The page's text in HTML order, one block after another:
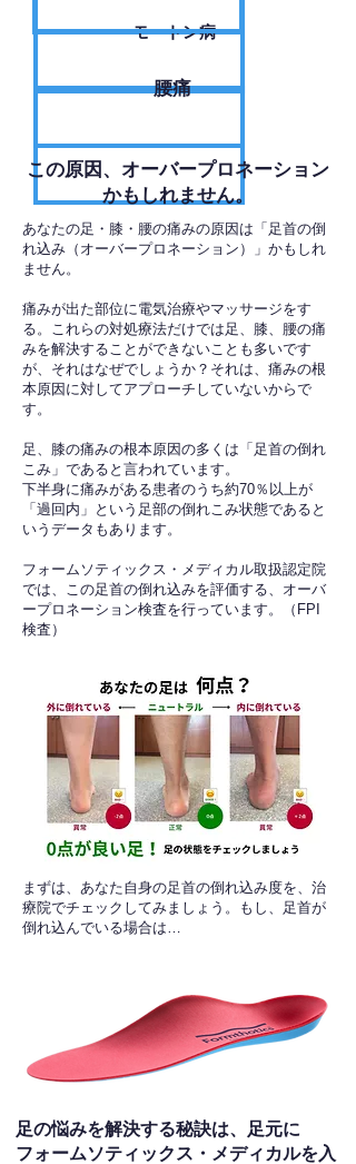
モートン病
腰痛
​この原因、オーバープロネーション
かもしれません。
あなたの足・膝・腰の痛みの原因は「足首の倒
れ込み（オーバープロネーション）」かもしれ
ません。
痛みが出た部位に電気治療やマッサージをす
る。これらの対処療法だけでは足、膝、腰の痛
みを解決することができないことも多いです
が、それはなぜでしょうか？それは、痛みの根
本原因に対してアプローチしていないからで
す。
足、膝の痛みの根本原因の多くは「足首の倒れ
こみ」であると言われています。
下半身に痛みがある患者のうち約70％以上が
「過回内」という足部の倒れこみ状態であると
いうデータもあります。
フォームソティックス・メディカル取扱認定院
では、この足首の倒れ込みを評価する、オーバ
ープロネーション検査を行っています。（FPI
検査）​
​まずは、あなた自身の足首の倒れ込み度を、治
療院でチェックしてみましょう。もし、足首が
倒れ込んでいる場合は…
足の悩みを解決する秘訣は、足元に
フォームソティックス・メディカルを入